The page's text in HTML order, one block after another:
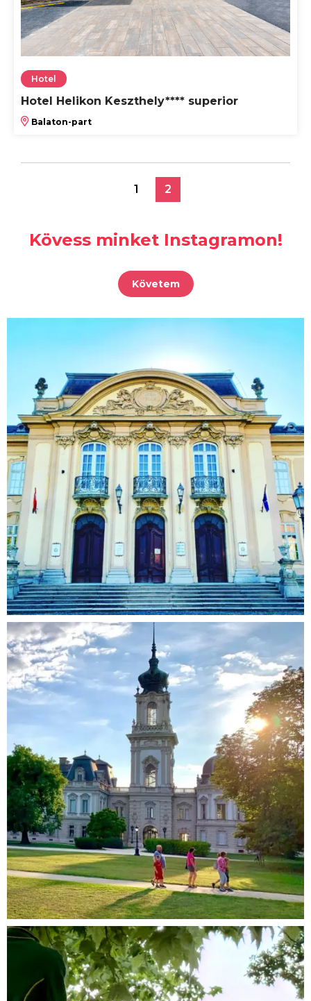
Hotel
Hotel Helikon Keszthely**** superior
Balaton-part
1 2
Kövess minket Instagramon!
Követem